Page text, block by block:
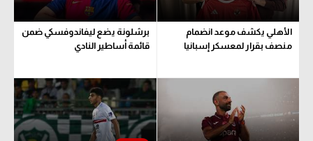
الأهلي يكشف موعد انضمام
منصف بقرار لمعسكر إسبانيا
برشلونة يضع ليفاندوفسكي ضمن
قائمة أساطير النادي